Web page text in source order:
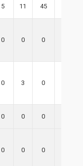
5 11 45
0 0 0
0 3 0
0 0 0
0 0 0